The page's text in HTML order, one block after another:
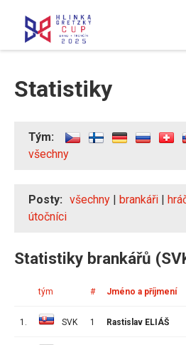
Statistiky
Tým:
všechny
Posty: všechny | brankáři |
útočníci
Statistiky brankářů
tým # Jméno a příjmení
1. SVK 1 Rastislav ELIÁŠ